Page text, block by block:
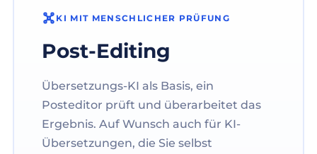
KI MIT MENSCHLICHER PRÜFUNG
Post-Editing
Übersetzungs-KI als Basis, ein
Posteditor prüft und überarbeitet das
Ergebnis. Auf Wunsch auch für KI-
Übersetzungen, die Sie selbst